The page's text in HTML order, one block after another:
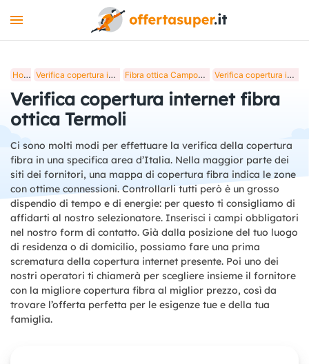
MOBILE
LUCE E GAS
STREAMING
STRUMENTI +
BLOG
Home Verifica copertura internet fibra ottica in Italia Fibra ottica Campobasso, verifica copertura internet Verifica copertura internet fibra ottica Termoli
Verifica copertura internet fibra
ottica Termoli
Ci sono molti modi per effettuare la verifica della copertura
fibra in una specifica area d’Italia. Nella maggior parte dei
siti dei fornitori, una mappa di copertura fibra indica le zone
con ottime connessioni. Controllarli tutti però è un grosso
dispendio di tempo e di energie: per questo ti consigliamo di
affidarti al nostro selezionatore. Inserisci i campi obbligatori
nel nostro form di contatto. Già dalla posizione del tuo luogo
di residenza o di domicilio, possiamo fare una prima
scrematura della copertura internet presente. Poi uno dei
nostri operatori ti chiamerà per scegliere insieme il fornitore
con la migliore copertura fibra al miglior prezzo, così da
trovare l’offerta perfetta per le esigenze tue e della tua
famiglia.